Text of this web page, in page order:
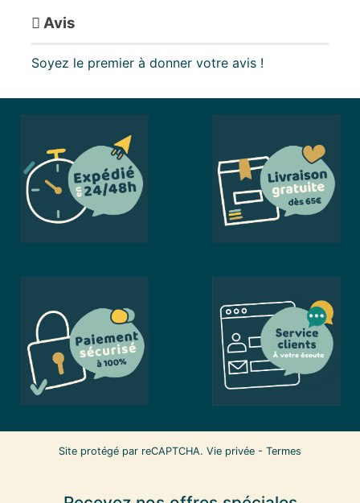
Avis
Soyez le premier à donner votre avis !
Site protégé par reCAPTCHA. Vie privée - Termes